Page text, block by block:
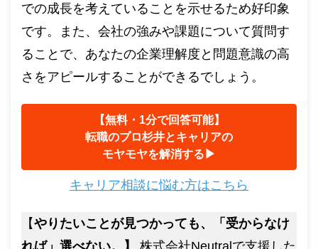
での成長を考えていることを示せるため好印象
です。また、会社の強みや課題について質問す
ることで、あなたの企業理解度と問題意識の高
さをアピールすることができるでしょう。
【無料・1分で回答可能】
転職のプロ杉井とキャリアの
モヤモヤを解消する▶︎
キャリア相談に悩む方はこちら
【やりたいことが見つかっても、「受からなけ